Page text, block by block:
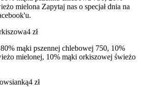
mielona Zapytaj nas o specjał dnia na
4 zł
mąki pszennej chlebowej 750, 10%
mielonej, 10% mąki orkiszowej świeżo
4 zł